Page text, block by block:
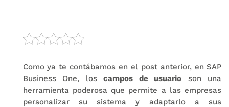
Como ya te contábamos en el post anterior, en SAP
Business One, loscampos de usuario son una
herramienta poderosa que permite a las empresas
personalizar su sistema y adaptarlo a sus